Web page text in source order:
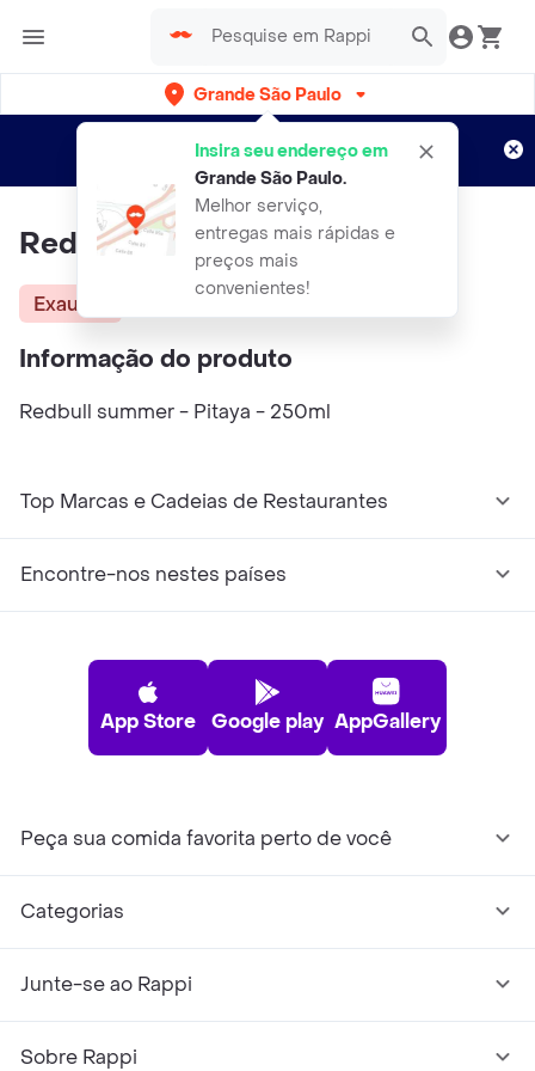
Grande São Paulo
Insira seu endereço em
Grande São Paulo.
Melhor serviço,
entregas mais rápidas e
preços mais
convenientes!
Entregas grátis por 15 dias!
Aplicam T&C
Red Bull Summer Pitaya 250Ml
Exausta
Informação do produto
Redbull summer - Pitaya - 250ml
Top Marcas e Cadeias de Restaurantes
Encontre-nos nestes países
App Store Google play AppGallery
Peça sua comida favorita perto de você
Categorias
Junte-se ao Rappi
Sobre Rappi